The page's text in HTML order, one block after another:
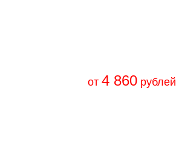
от 4 860рублей